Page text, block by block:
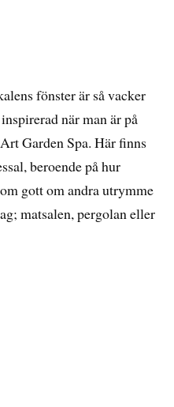
fönster är så vacker
när man är på
Garden Spa. Här finns
beroende på hur
gott om andra utrymme
matsalen, pergolan eller